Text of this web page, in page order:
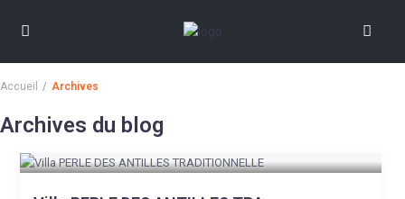
Accueil Archives
Archives du blog